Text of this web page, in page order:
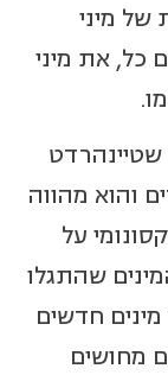
של מיני
כל, את מיני
והוא מהווה
על
שהתגלו
חדשים
מחושים